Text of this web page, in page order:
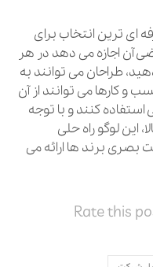
ای‌ ترین انتخاب برای
آن اجازه می‌ دهد در هر
طراحان می‌ توانند به
و کارها می‌ توانند از آن
کنند و با توجه
این لوگو راه حلی
بصری برند ها ارائه می‌
Rate this